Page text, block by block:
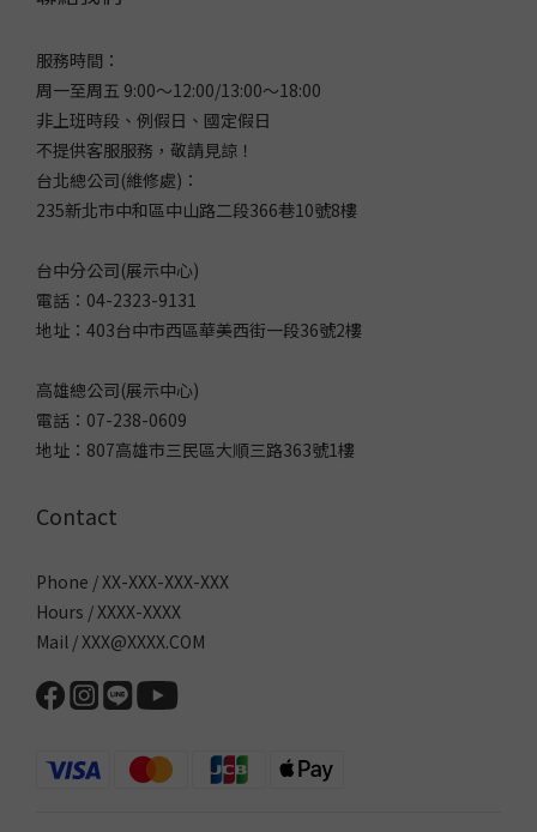
服務時間：
周一至周五 9:00～12:00/13:00～18:00
非上班時段、例假日、國定假日
不提供客服服務，敬請見諒！
台北總公司(維修處)：
235新北市中和區中山路二段366巷10號8樓
台中分公司(展示中心)
電話：04-2323-9131
地址：403台中市西區華美西街一段36號2樓
高雄總公司(展示中心)
電話：07-238-0609
地址：807高雄市三民區大順三路363號1樓
Contact
Phone / XX-XXX-XXX-XXX
Hours / XXXX-XXXX
Mail / XXX@XXXX.COM